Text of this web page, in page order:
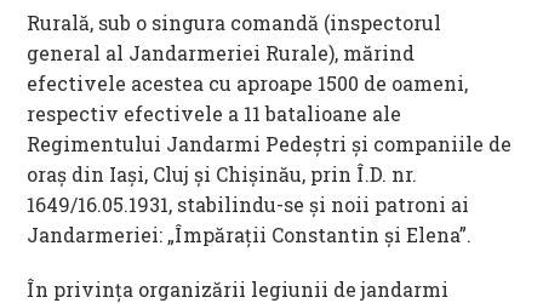
Rurală, sub o singura comandă (inspectorul
general al Jandarmeriei Rurale), mărind
efectivele acestea cu aproape 1500 de oameni,
respectiv efectivele a 11 batalioane ale
Regimentului Jandarmi Pedeştri şi companiile de
oraş din Iaşi, Cluj şi Chişinău, prin Î.D. nr.
1649/16.05.1931, stabilindu-se şi noii patroni ai
Jandarmeriei: „Împăraţii Constantin şi Elena”.
În privinţa organizării legiunii de jandarmi